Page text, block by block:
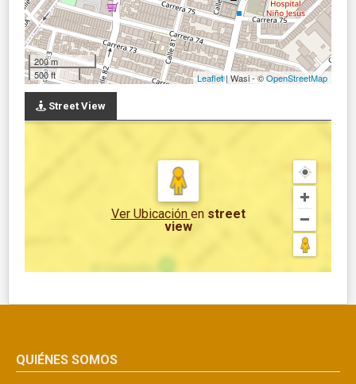
200 m
500 ft
Leaflet| Wasi - ©OpenStreetMap
Street View
Ver Ubicación en street
view
QUIÉNES SOMOS